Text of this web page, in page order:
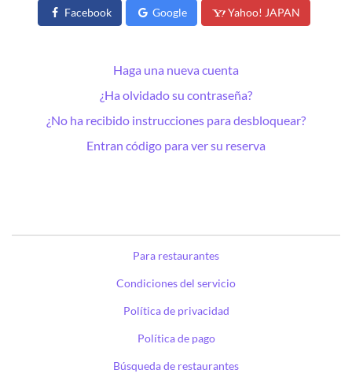
Facebook Google Yahoo! JAPAN
Haga una nueva cuenta
¿Ha olvidado su contraseña?
¿No ha recibido instrucciones para desbloquear?
Entran código para ver su reserva
Para restaurantes
Condiciones del servicio
Política de privacidad
Política de pago
Búsqueda de restaurantes